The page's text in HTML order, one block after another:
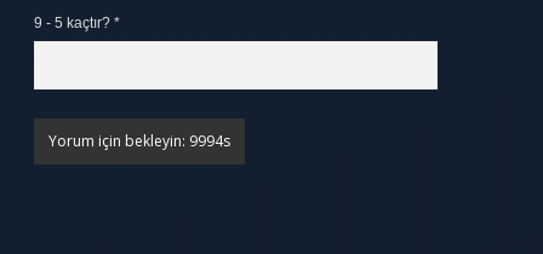
9 - 5 kaçtır? *